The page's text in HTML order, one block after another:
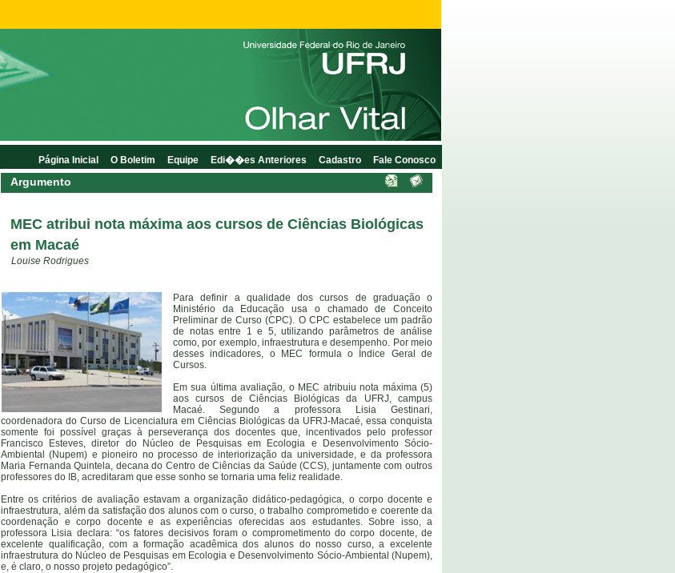
Argumento
MEC atribui nota máxima aos cursos de Ciências Biológicas
em Macaé
Louise Rodrigues
Para definir a qualidade dos cursos de graduação o
Ministério da Educação usa o chamado de Conceito
Preliminar de Curso (CPC). O CPC estabelece um padrão
de notas entre 1 e 5, utilizando parâmetros de análise
como, por exemplo, infraestrutura e desempenho. Por meio
desses indicadores, o MEC formula o Índice Geral de
Cursos.
Em sua última avaliação, o MEC atribuiu nota máxima (5)
aos cursos de Ciências Biológicas da UFRJ, campus
Macaé. Segundo a professora Lisia Gestinari,
coordenadora do Curso de Licenciatura em Ciências Biológicas da UFRJ-Macaé, essa conquista
somente foi possível graças à perseverança dos docentes que, incentivados pelo professor
Francisco Esteves, diretor do Núcleo de Pesquisas em Ecologia e Desenvolvimento Sócio-
Ambiental (Nupem) e pioneiro no processo de interiorização da universidade, e da professora
Maria Fernanda Quintela, decana do Centro de Ciências da Saúde (CCS), juntamente com outros
professores do IB, acreditaram que esse sonho se tornaria uma feliz realidade.
Entre os critérios de avaliação estavam a organização didático-pedagógica, o corpo docente e
infraestrutura, além da satisfação dos alunos com o curso, o trabalho comprometido e coerente da
coordenação e corpo docente e as experiências oferecidas aos estudantes. Sobre isso, a
professora Lisia declara: “os fatores decisivos foram o comprometimento do corpo docente, de
excelente qualificação, com a formação acadêmica dos alunos do nosso curso, a excelente
infraestrutura do Núcleo de Pesquisas em Ecologia e Desenvolvimento Sócio-Ambiental (Nupem),
e, é claro, o nosso projeto pedagógico”.
Página Inicial O Boletim Equipe Edi��es Anteriores Cadastro Fale Conosco